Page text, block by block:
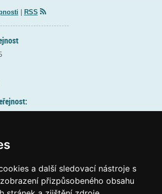
a další sledovací nástroje s
přizpůsobeného obsahu
RSS